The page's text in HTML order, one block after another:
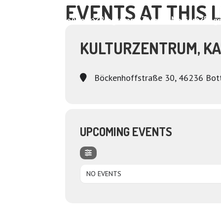
HomeAbout ProgrammeTermineMedien
EVENTS AT THIS
KULTURZENTRUM,
Böckenhoffstraße 30, 46236
UPCOMING EVENTS
NO EVENTS